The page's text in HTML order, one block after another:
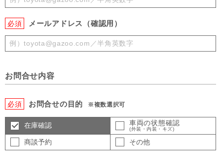
必須 メールアドレス（確認用）
お問合せ内容
必須 お問合せの目的 ※複数選択可
在庫確認 車両の状態確認
(外装・内装・キズ)
商談予約 その他